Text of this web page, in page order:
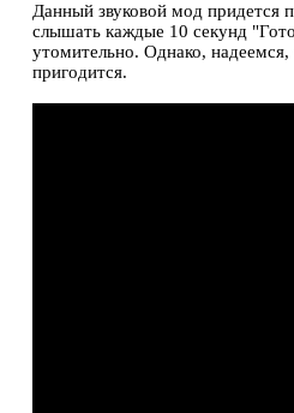
Данный звуковой мод придется
слышать каждые 10 секунд
утомительно. Однако,
пригодится.